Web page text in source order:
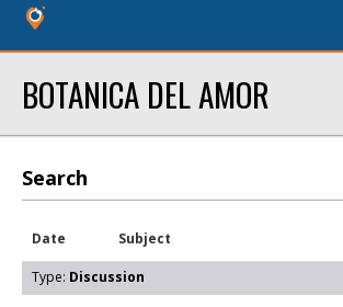
BOTANICA DEL AMOR
Search
Date Subject
Type: Discussion